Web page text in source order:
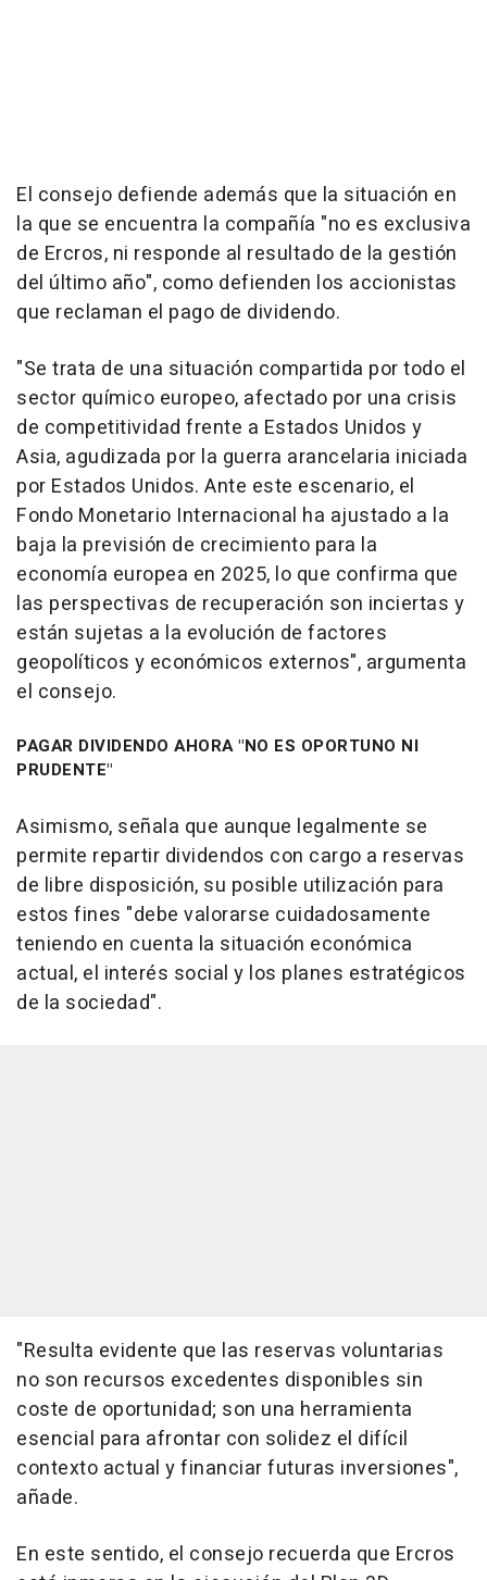
El consejo defiende además que la situación en
la que se encuentra la compañía "no es exclusiva
de Ercros, ni responde al resultado de la gestión
del último año", como defienden los accionistas
que reclaman el pago de dividendo.
"Se trata de una situación compartida por todo el
sector químico europeo, afectado por una crisis
de competitividad frente a Estados Unidos y
Asia, agudizada por la guerra arancelaria iniciada
por Estados Unidos. Ante este escenario, el
Fondo Monetario Internacional ha ajustado a la
baja la previsión de crecimiento para la
economía europea en 2025, lo que confirma que
las perspectivas de recuperación son inciertas y
están sujetas a la evolución de factores
geopolíticos y económicos externos", argumenta
el consejo.
PAGAR DIVIDENDO AHORA "NO ES OPORTUNO NI
PRUDENTE"
Asimismo, señala que aunque legalmente se
permite repartir dividendos con cargo a reservas
de libre disposición, su posible utilización para
estos fines "debe valorarse cuidadosamente
teniendo en cuenta la situación económica
actual, el interés social y los planes estratégicos
de la sociedad".
"Resulta evidente que las reservas voluntarias
no son recursos excedentes disponibles sin
coste de oportunidad; son una herramienta
esencial para afrontar con solidez el difícil
contexto actual y financiar futuras inversiones",
añade.
En este sentido, el consejo recuerda que Ercros